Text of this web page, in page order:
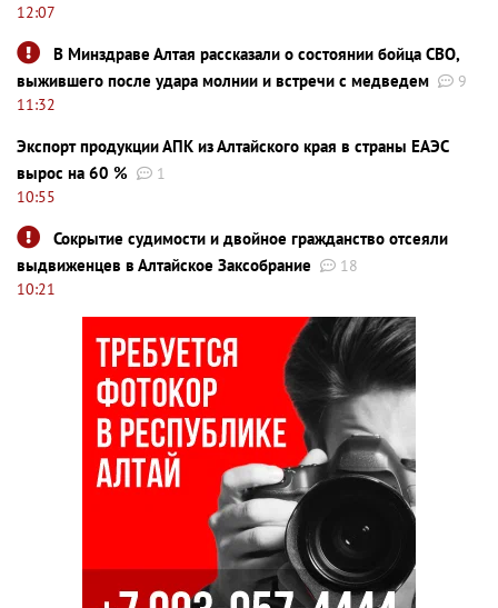
12:07
В Минздраве Алтая рассказали о состоянии бойца СВО,
выжившего после удара молнии и встречи с медведем
9
11:32
Экспорт продукции АПК из Алтайского края в страны ЕАЭС
вырос на 60 %
1
10:55
Сокрытие судимости и двойное гражданство отсеяли
выдвиженцев в Алтайское Заксобрание
18
10:21